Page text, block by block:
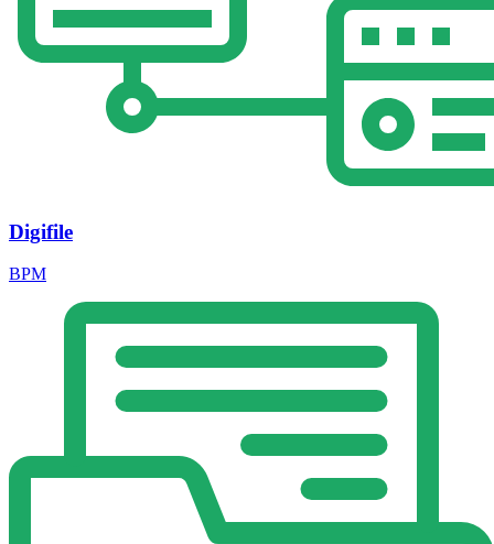
Digifile
BPM